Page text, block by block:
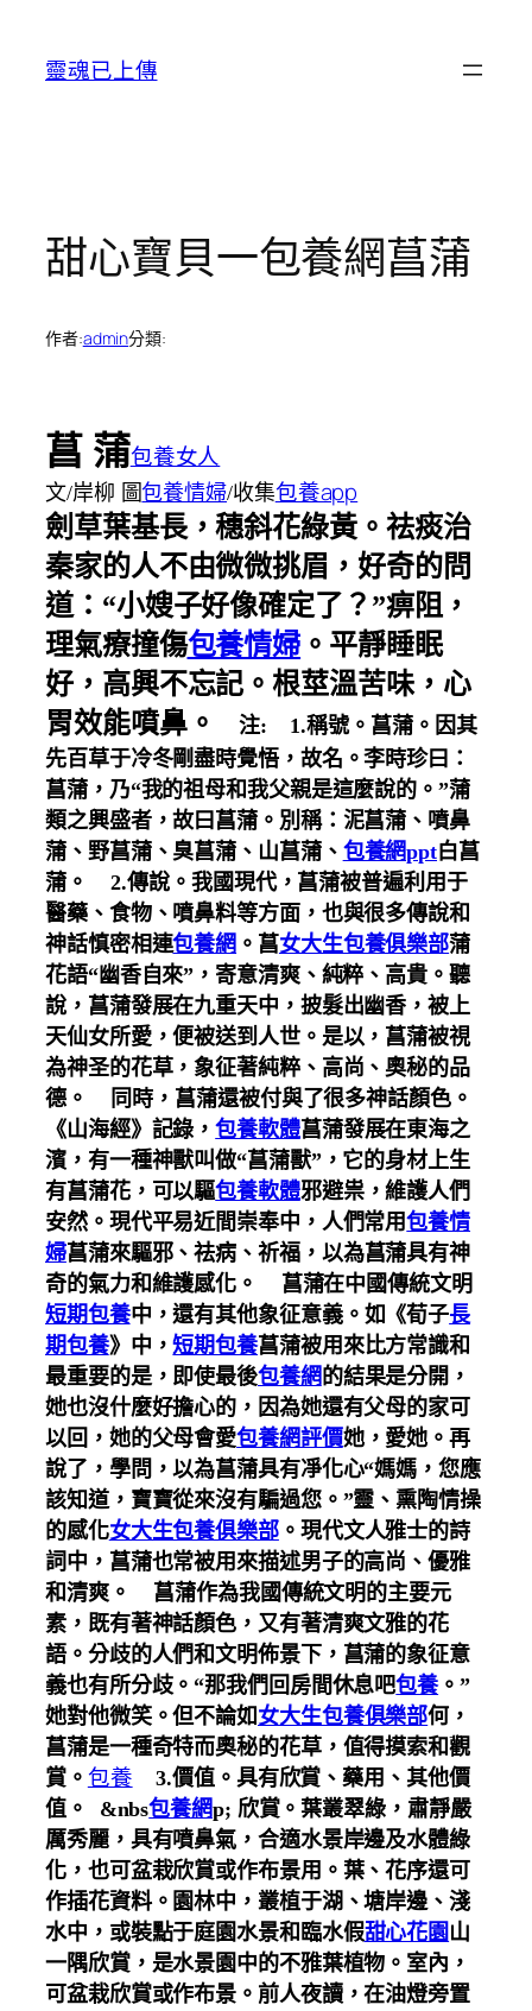
靈魂已上傳
甜心寶貝一包養網菖蒲
作者:admin分類:
菖 蒲包養女人
文/岸柳 圖包養情婦/收集包養app
劍草葉基長，穗斜花綠黃。 祛痰治
秦家的人不由微微挑眉，好奇的問
道：“小嫂子好像確定了？”痹阻，
理氣療撞傷包養情婦 。 平靜睡眠
好，高興不忘記。 根莖溫苦味，心
胃效能噴鼻。
注: 1.稱號。菖蒲。因其
先百草于冷冬剛盡時覺悟，故名。李時珍曰：
菖蒲，乃“我的祖母和我父親是這麼說的。”蒲
類之興盛者，故曰菖蒲。別稱：泥菖蒲、噴鼻
蒲、野菖蒲、臭菖蒲、山菖蒲、 包養網ppt白菖
蒲。
2.傳說。我國現代，菖蒲被普遍利用于
醫藥、食物、噴鼻料等方面，也與很多傳說和
神話慎密相連包養網 。 菖女大生包養俱樂部蒲
花語“幽香自來”，寄意清爽、純粹、高貴。聽
說，菖蒲發展在九重天中，披髮出幽香，被上
天仙女所愛，便被送到人世。是以，菖蒲被視
為神圣的花草，象征著純粹、高尚、奧秘的品
德。
同時，菖蒲還被付與了很多神話顏色。
《山海經》記錄，包養軟體菖蒲發展在東海之
濱，有一種神獸叫做“菖蒲獸”，它的身材上生
有菖蒲花，可以驅包養軟體邪避祟，維護人們
安然。現代平易近間崇奉中，人們常用包養情
婦菖蒲來驅邪、祛病、祈福，以為菖蒲具有神
奇的氣力和維護感化。
菖蒲在中國傳統文明
短期包養中，還有其他象征意義。如《荀子長
期包養》中，短期包養菖蒲被用來比方常識和
最重要的是，即使最後包養網的結果是分開，
她也沒什麼好擔心的，因為她還有父母的家可
以回，她的父母會愛包養網評價她，愛她。再
說了，學問，以為菖蒲具有凈化心“媽媽，您應
該知道，寶寶從來沒有騙過您。”靈、熏陶情操
的感化女大生包養俱樂部。現代文人雅士的詩
詞中，菖蒲也常被用來描述男子的高尚、優雅
和清爽。
菖蒲作為我國傳統文明的主要元
素，既有著神話顏色，又有著清爽文雅的花
語。分歧的人們和文明佈景下，菖蒲的象征意
義也有所分歧。“那我們回房間休息吧包養。”
她對他微笑。但不論如 女大生包養俱樂部何，
菖蒲是一種奇特而奧秘的花草，值得摸索和觀
賞。 包養 3.價值。具有欣賞、藥用、其他價
值。
&nbs包養網p; 欣賞。葉叢翠綠，肅靜嚴
厲秀麗，具有噴鼻氣，合適水景岸邊及水體綠
化，也可盆栽欣賞或作布景用。葉、花序還可
作插花資料。園林中，叢植于湖、塘岸邊、淺
水中，或裝點于庭園水景和臨水假甜心花園 山
一隅欣賞，是水景園中的不雅葉植物。室內，
可盆栽欣賞或作布景。前人夜讀，在油燈旁置